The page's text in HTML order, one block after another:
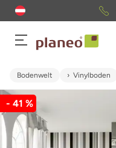
Bodenwelt Vinylboden
- 41 %